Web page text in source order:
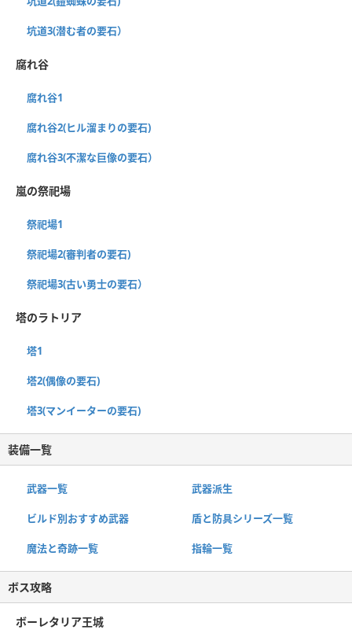
坑道3(潜む者の要石）
腐れ谷
腐れ谷1
腐れ谷2(ヒル溜まりの要石)
腐れ谷3(不潔な巨像の要石）
嵐の祭祀場
祭祀場1
祭祀場2(審判者の要石)
祭祀場3(古い勇士の要石）
塔のラトリア
塔1
塔2(偶像の要石)
塔3(マンイーターの要石)
装備一覧
武器一覧 武器派生
ビルド別おすすめ武器 盾と防具シリーズ一覧
魔法と奇跡一覧 指輪一覧
ボス攻略
ボーレタリア王城